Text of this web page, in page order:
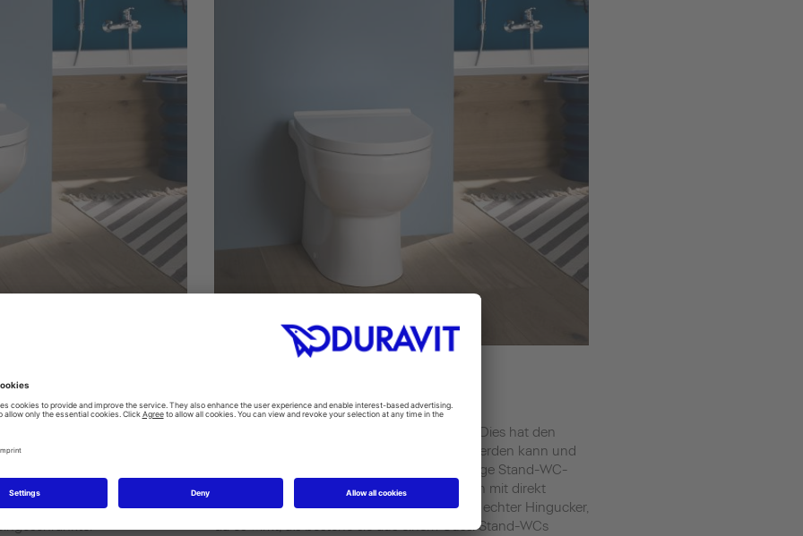
des WCs freigelegt
unterhalb der
als Stand-WCs und eignen
Die Stand-Toilette wird am Boden installiert. Dies hat den
Vorteil, dass der Anschluss einfach verlegt werden kann und
der Austausch unkompliziert ist. Eine geläufige Stand-WC-
Variante ist die sogenannte WC-Kombination mit direkt
aufgesetztem Spülkasten. Optisch ist sie ein echter Hingucker,
da es wirkt, als bestehe sie aus einem Guss. Stand-WCs